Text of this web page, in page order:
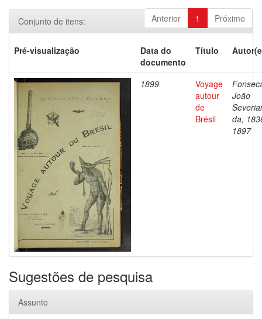
Anterior 1 Próximo
Conjunto de itens:
Pré-visualização
Data do
documento
Título
1899
Voyage
autour
de
Brésil
João
da,
1897
Sugestões de pesquisa
Assunto